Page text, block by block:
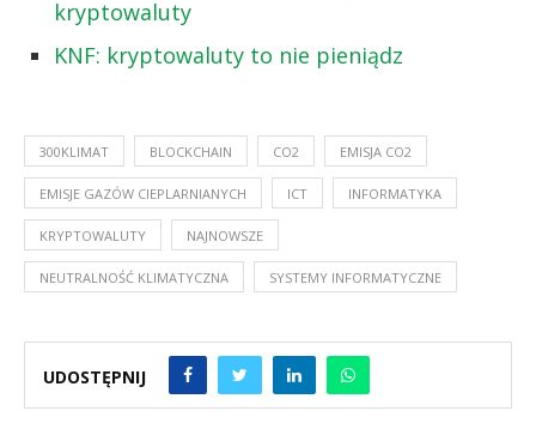
kryptowaluty
KNF: kryptowaluty to nie pieniądz
300KLIMAT BLOCKCHAIN CO2 EMISJA CO2
EMISJE GAZÓW CIEPLARNIANYCH ICT INFORMATYKA
KRYPTOWALUTY NAJNOWSZE
NEUTRALNOŚĆ KLIMATYCZNA SYSTEMY INFORMATYCZNE
UDOSTĘPNIJ